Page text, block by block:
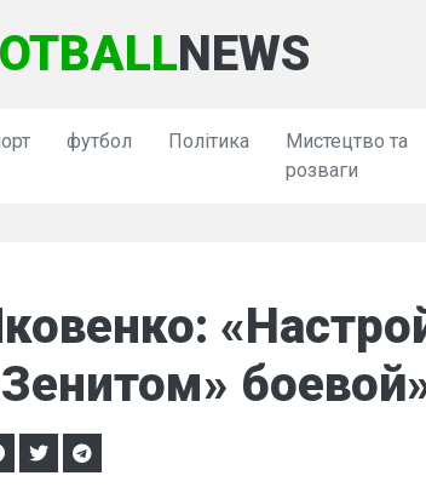
NEWS
футбол Політика
Мистецтво та
розваги